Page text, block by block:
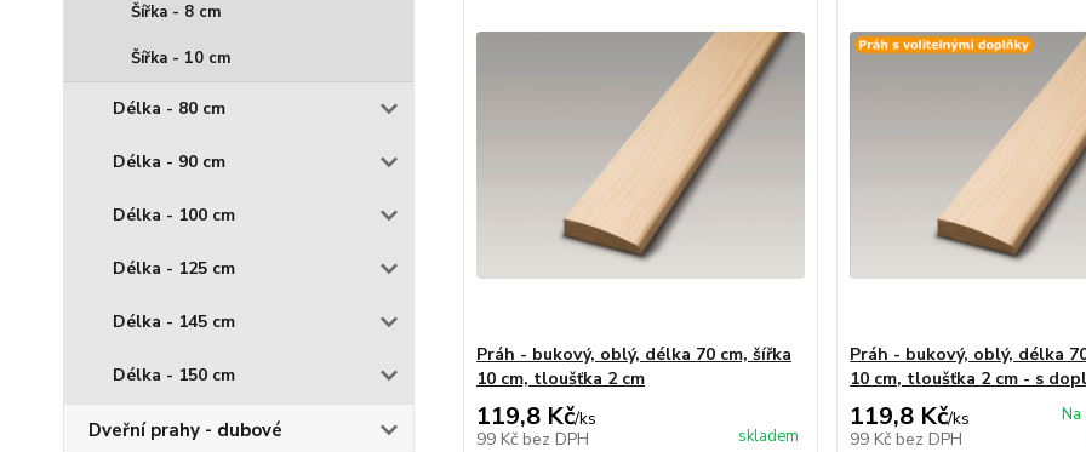
Šířka - 8 cm
Šířka - 10 cm
Délka - 80 cm
Délka - 90 cm
Délka - 100 cm
Délka - 125 cm
Délka - 145 cm
Délka - 150 cm
Dveřní prahy - dubové
Práh - bukový, oblý, délka 70 cm, šířka
10 cm, tloušťka 2 cm
119,8 Kč/ks
99 Kč bez DPH skladem
Práh - bukový, oblý, délka
10 cm, tloušťka 2 cm - s
119,8 Kč/ks
99 Kč bez DPH
Na